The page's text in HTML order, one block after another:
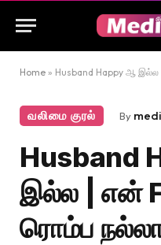
Home » Husband Happy ஆ இல்ல | என்
வலிமை குரல் By
Husband
இல்ல | என்
ரொம்ப நல்லா